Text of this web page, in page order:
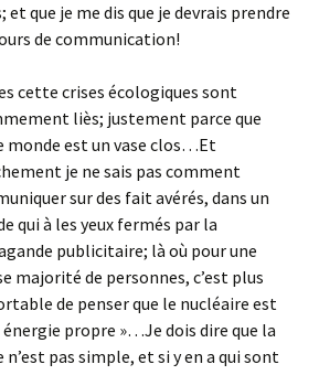
et que je me dis que je devrais prendre
de communication!
cette crises écologiques sont
liès; justement parce que
monde est un vase clos…Et
je ne sais pas comment
sur des fait avérés, dans un
qui à les yeux fermés par la
publicitaire; là où pour une
majorité de personnes, c’est plus
de penser que le nucléaire est
énergie propre »…Je dois dire que la
n’est pas simple, et si y en a qui sont